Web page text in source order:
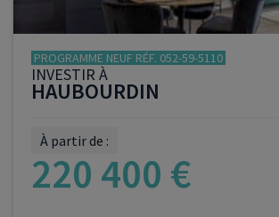
PROGRAMME NEUF RÉF. 052-59-5110
INVESTIR À
HAUBOURDIN
À partir de :
220 400 €